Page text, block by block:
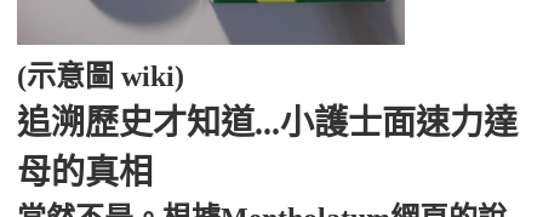
(示意圖 wiki)
追溯歷史才知道...小護士面速力達
母的真相